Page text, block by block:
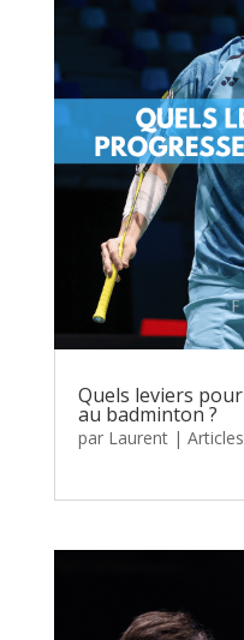
Quels leviers
au badminton ?
par Laurent|